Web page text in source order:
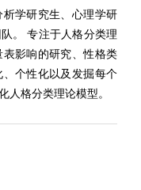
学研究生、心理学研
。 专注于人格分类理
影响的研究、性格类
个性化以及发掘每个
人格分类理论模型。